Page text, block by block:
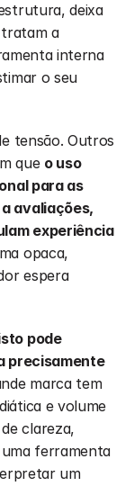
deixa
tratam a
interna
o seu
tensão. Outros
que o uso
para as
avaliações,
experiência
opaca,
espera
pode
precisamente
marca tem
e volume
clareza,
ferramenta
um